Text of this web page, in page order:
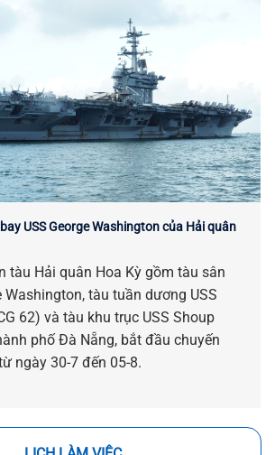
USS George Washington của Hải quân
tàu Hải quân Hoa Kỳ gồm tàu sân
Washington, tàu tuần dương USS
62) và tàu khu trục USS Shoup
phố Đà Nẵng, bắt đầu chuyến
ngày 30-7 đến 05-8.